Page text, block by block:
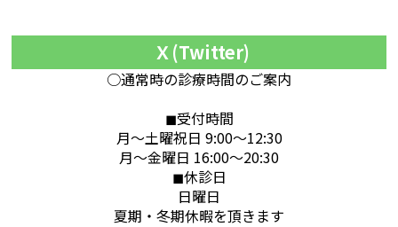
Ｘ(Twitter)
○通常時の診療時間のご案内
◼︎受付時間
月～土曜祝日 9:00～12:30
月～金曜日 16:00～20:30
◼︎休診日
日曜日
夏期・冬期休暇を頂きます